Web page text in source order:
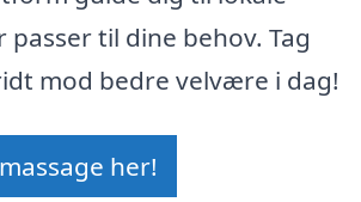
passer til dine behov. Tag
mod bedre velvære i dag!
her!